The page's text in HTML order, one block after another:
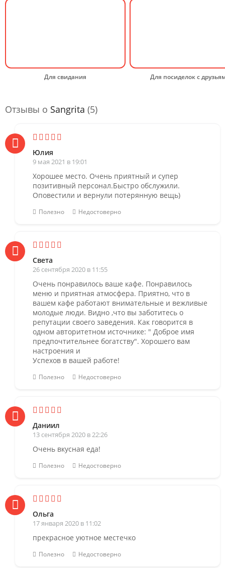
Для свидания Для посиделок с
Отзывы о Sangrita (5)
Юлия
9 мая 2021 в 19:01
Хорошее место. Очень приятный и супер
позитивный персонал.Быстро обслужили.
Оповестили и вернули потерянную вещь)
Полезно Недостоверно
Света
26 сентября 2020 в 11:55
Очень понравилось ваше кафе. Понравилось
меню и приятная атмосфера. Приятно, что в
вашем кафе работают внимательные и вежливые
молодые люди. Видно ,что вы заботитесь о
репутации своего заведения. Как говорится в
одном авторитетном источнике: " Доброе имя
предпочтительнее богатству". Хорошего вам
настроения и
Успехов в вашей работе!
Полезно Недостоверно
Даниил
13 сентября 2020 в 22:26
Очень вкусная еда!
Полезно Недостоверно
Ольга
17 января 2020 в 11:02
прекрасное уютное местечко
Полезно Недостоверно